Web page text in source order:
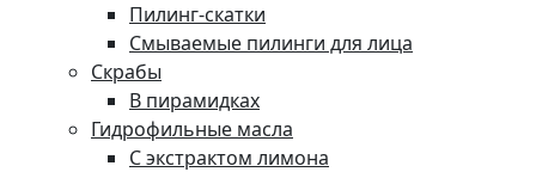
Пилинг-скатки
Смываемые пилинги для лица
Скрабы
В пирамидках
Гидрофильные масла
С экстрактом лимона